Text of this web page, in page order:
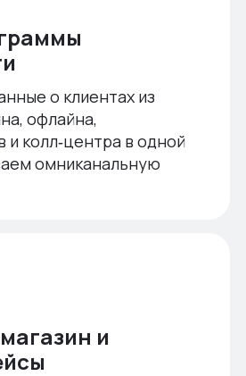
о клиентах из
офлайна,
и колл‑центра в одной
омниканальную
и